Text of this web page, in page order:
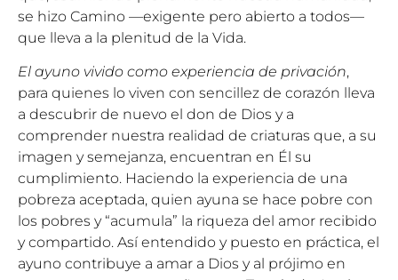
se hizo Camino —exigente pero abierto a todos—
que lleva a la plenitud de la Vida.
El ayuno vivido como experiencia de privación,
para quienes lo viven con sencillez de corazón lleva
a descubrir de nuevo el don de Dios y a
comprender nuestra realidad de criaturas que, a su
imagen y semejanza, encuentran en Él su
cumplimiento. Haciendo la experiencia de una
pobreza aceptada, quien ayuna se hace pobre con
los pobres y “acumula” la riqueza del amor recibido
y compartido. Así entendido y puesto en práctica, el
ayuno contribuye a amar a Dios y al prójimo en